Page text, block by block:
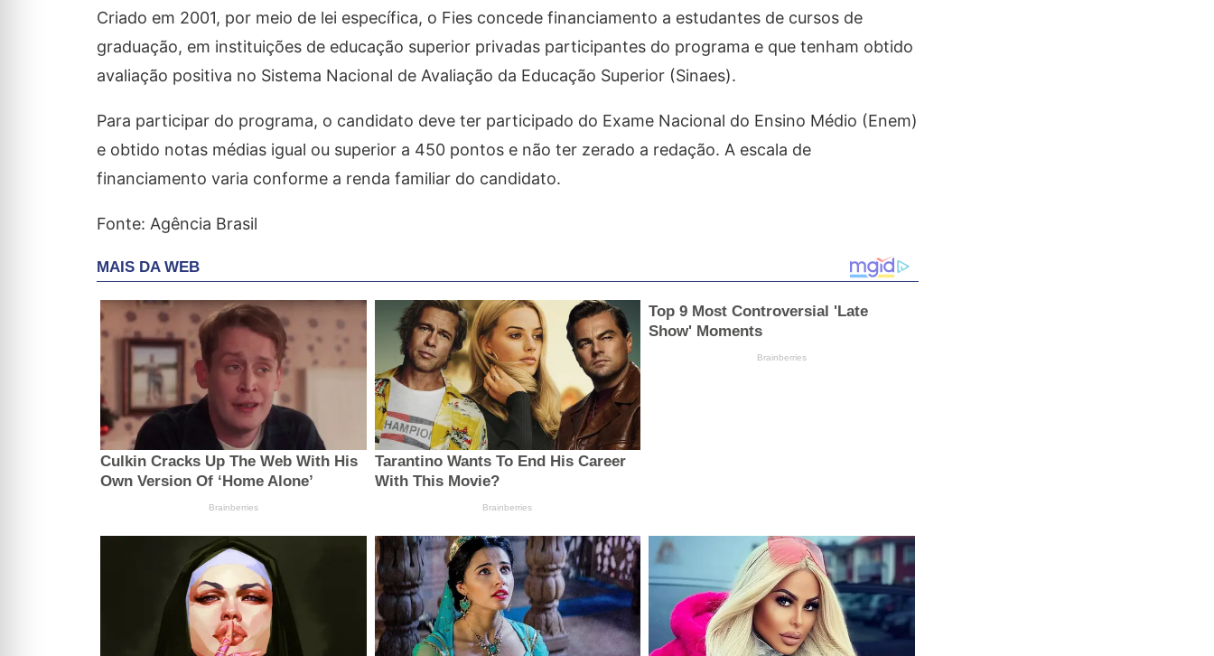
Criado em 2001, por meio de lei específica, o Fies concede financiamento a estudantes de cursos de
graduação, em instituições de educação superior privadas participantes do programa e que tenham obtido
avaliação positiva no Sistema Nacional de Avaliação da Educação Superior (Sinaes).
Para participar do programa, o candidato deve ter participado do Exame Nacional do Ensino Médio (Enem)
e obtido notas médias igual ou superior a 450 pontos e não ter zerado a redação. A escala de
financiamento varia conforme a renda familiar do candidato.
Fonte: Agência Brasil